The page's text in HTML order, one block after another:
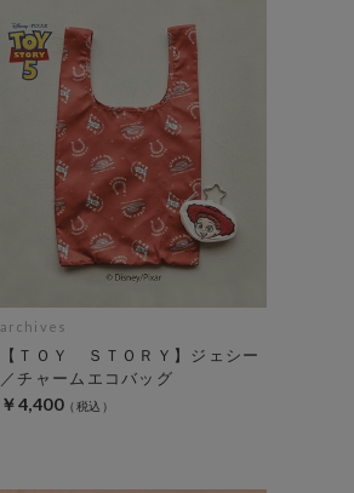
archives
【ＴＯＹ ＳＴＯＲＹ】ジェシー
／チャームエコバッグ
￥4,400